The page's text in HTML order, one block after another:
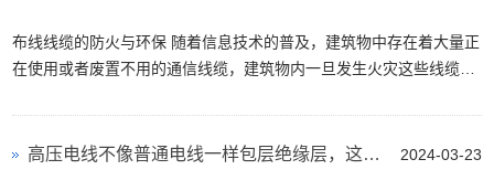
布线线缆的防火与环保 随着信息技术的普及，建筑物中存在着大量正
在使用或者废置不用的通信线缆，建筑物内一旦发生火灾这些线缆释
2024-03-23
高压电线不像普通电线一样包层绝缘层，这是为什么？